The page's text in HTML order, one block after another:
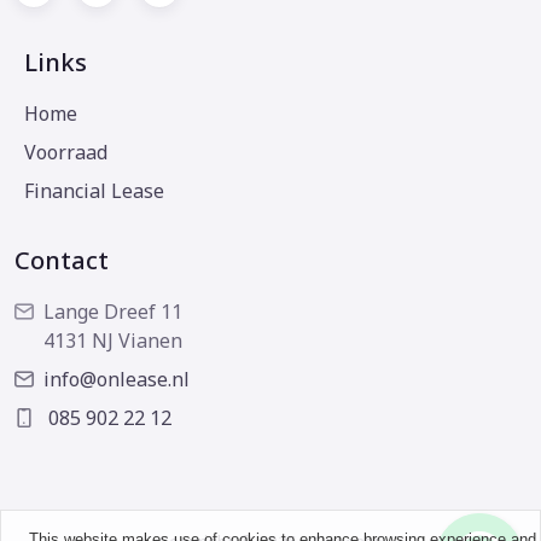
Links
Home
Voorraad
Financial Lease
Contact
Lange Dreef 11
4131 NJ Vianen
info@onlease.nl
085 902 22 12